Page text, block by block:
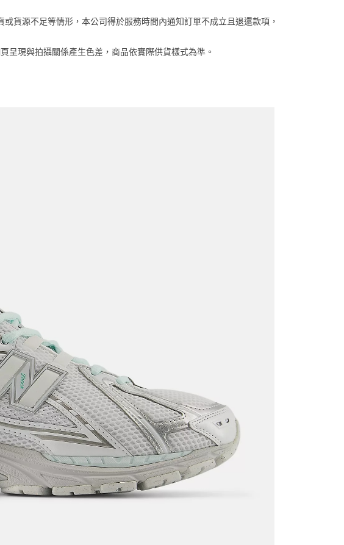
結果請求用戶進行身份認證。
５．嚴禁一人註冊多個帳號或使用他人資訊註冊。若發現惡意使用之情
動。
貨源不足等情形，本公司得於服務時間內通知訂單不成立且退還款項，
呈現與拍攝關係產生色差，商品依實際供貨樣式為準。